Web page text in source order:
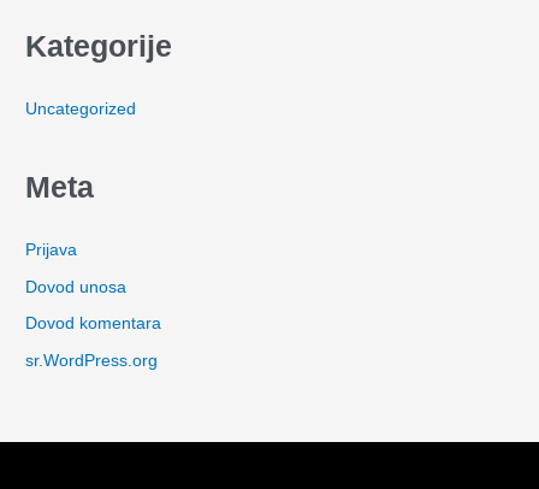
Kategorije
Uncategorized
Meta
Prijava
Dovod unosa
Dovod komentara
sr.WordPress.org